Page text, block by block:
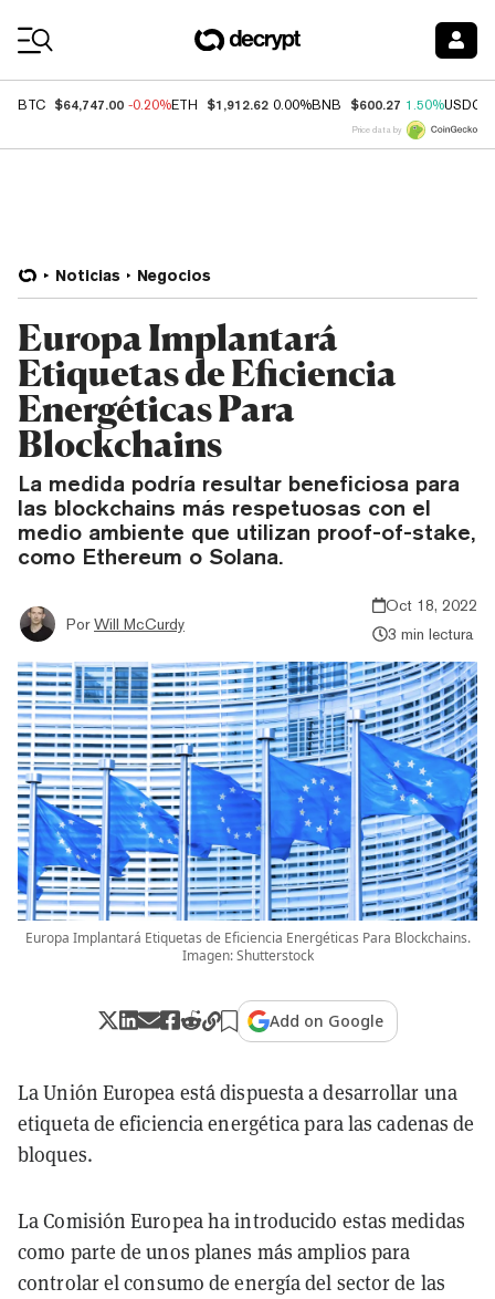
BTC $64,747.00 -0.20%ETH $1,912.62 0.00%BNB $600.27 1.50%USDC
Price data by
Noticias Negocios
Europa Implantará
Etiquetas de Eficiencia
Energéticas Para
Blockchains
La medida podría resultar beneficiosa para
las blockchains más respetuosas con el
medio ambiente que utilizan proof-of-stake,
como Ethereum o Solana.
Por Will McCurdy
Oct 18, 2022
3 min lectura
Europa Implantará Etiquetas de Eficiencia Energéticas Para Blockchains.
Imagen: Shutterstock
Add on Google
La Unión Europea está dispuesta a desarrollar una
etiqueta de eficiencia energética para las cadenas de
bloques.
La Comisión Europea ha introducido estas medidas
como parte de unos planes más amplios para
controlar el consumo de energía del sector de las